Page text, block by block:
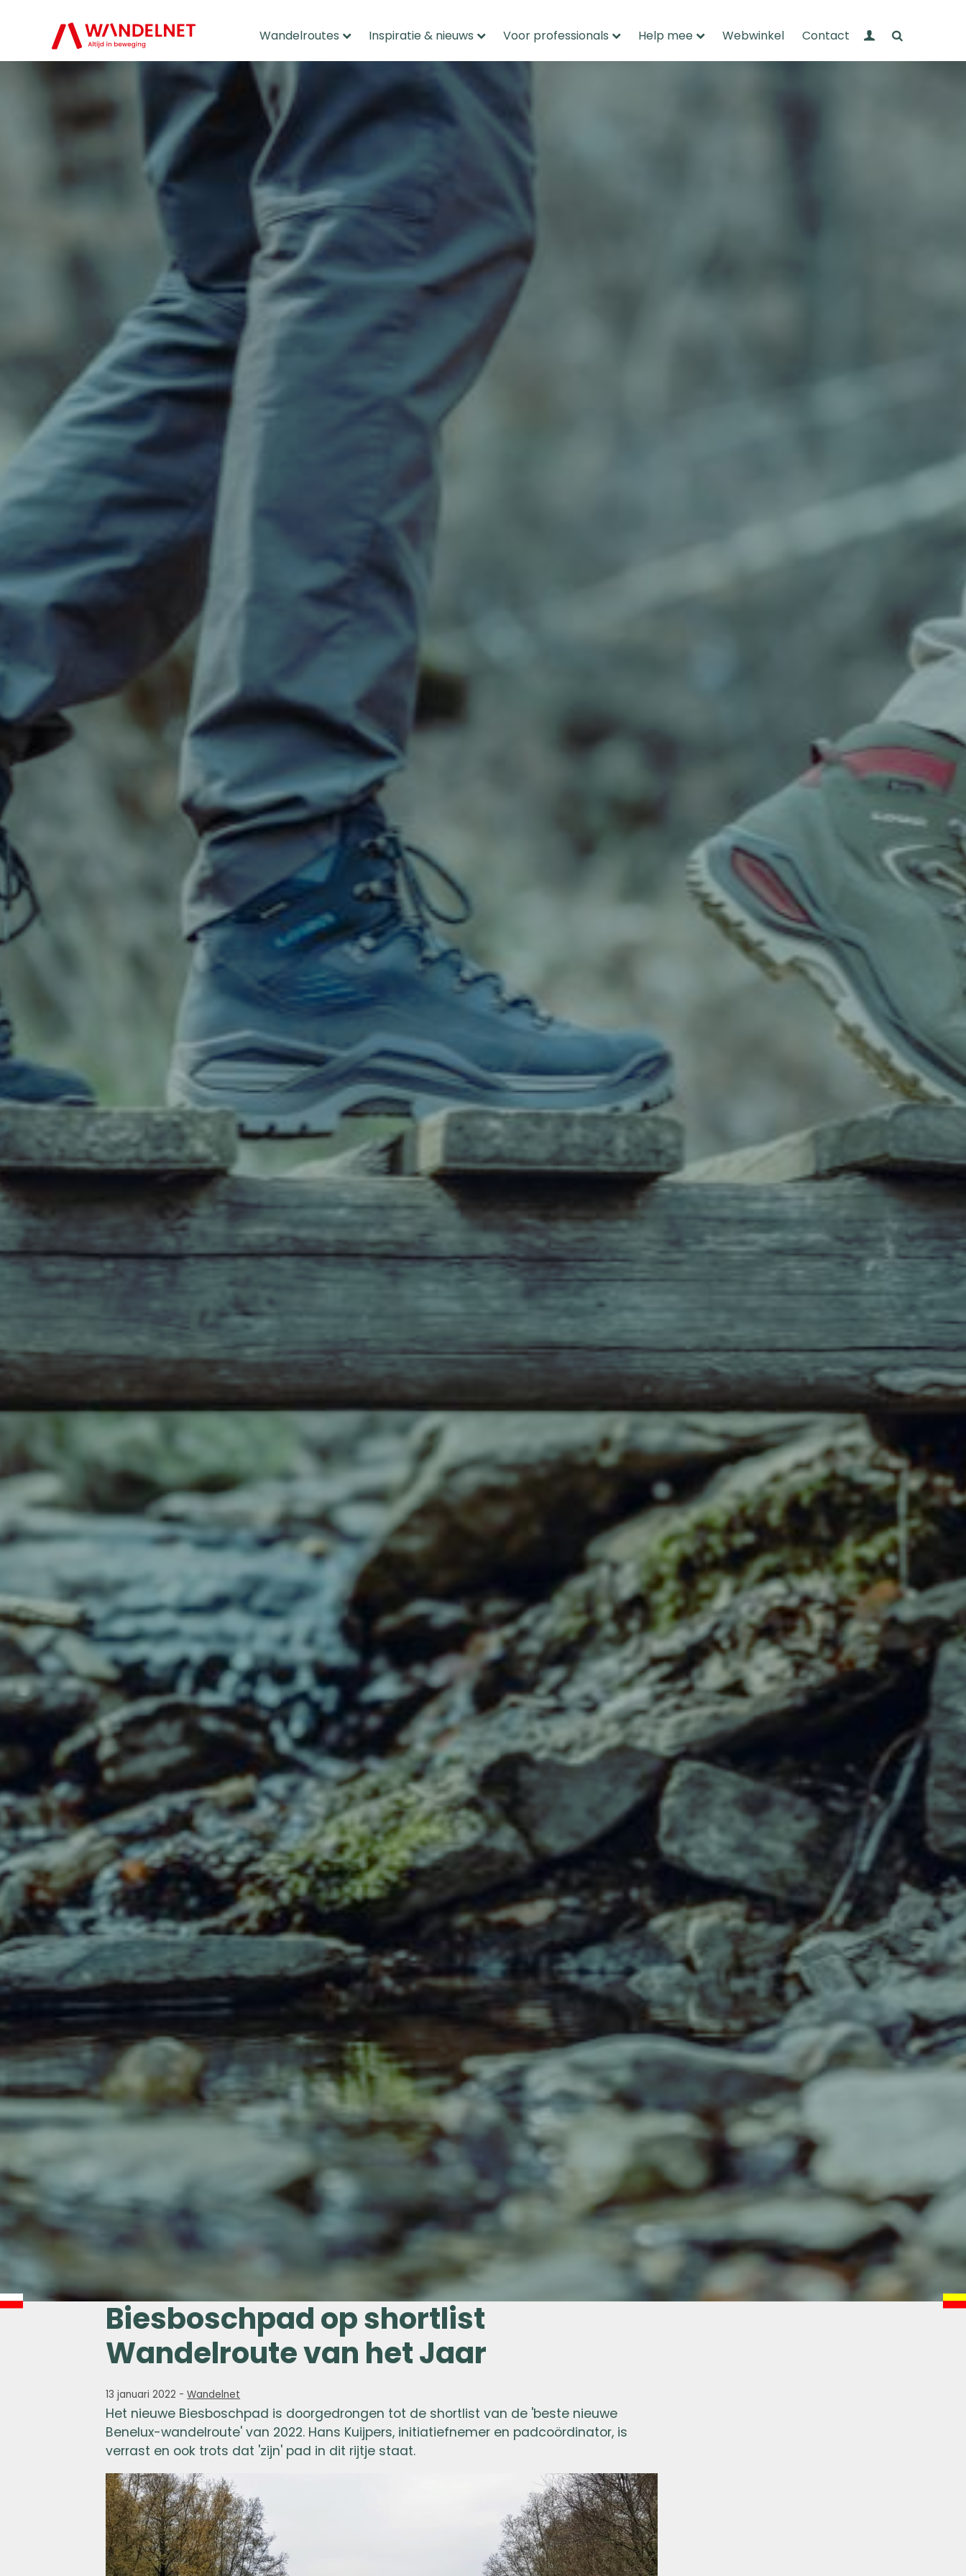
Wandelroutes Inspiratie & nieuws Voor professionals Help mee Webwinkel Contact Mijn Wandelnet
Biesboschpad op shortlist
Wandelroute van het Jaar
13 januari 2022 -Wandelnet
Het nieuwe Biesboschpad is doorgedrongen tot de shortlist van de 'beste nieuwe
Benelux-wandelroute' van 2022. Hans Kuijpers, initiatiefnemer en padcoördinator, is
verrast en ook trots dat 'zijn' pad in dit rijtje staat.